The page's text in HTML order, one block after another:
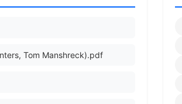
Tom Manshreck).pdf